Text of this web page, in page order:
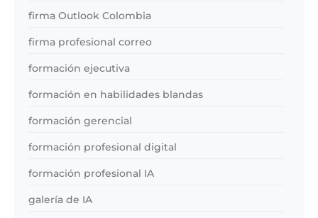
firma Outlook Colombia
firma profesional correo
formación ejecutiva
formación en habilidades blandas
formación gerencial
formación profesional digital
formación profesional IA
galería de IA